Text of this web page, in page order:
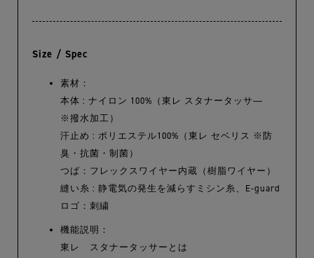
Size / Spec
素材：
本体 : ナイロン 100%（東レ スタナータッサ―
※撥水加工）
汗止め : ポリエステル100%（東レ セベリス ※防
臭・抗菌・制菌）
つば：フレックスワイヤー内蔵（樹脂ワイヤー）
縫い糸 : 静電気の発生を減らすミシン糸、E-guard
ロゴ：刺繍
機能説明：
東レ スタナータッサーとは